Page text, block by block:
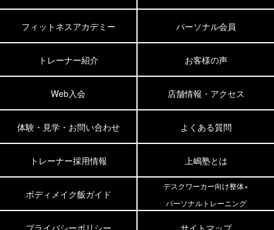
フィットネスアカデミー パーソナル会員
トレーナー紹介 お客様の声
Web入会 店舗情報・アクセス
体験・見学・お問い合わせ よくある質問
トレーナー採用情報 上嶋塾とは
ボディメイク飯ガイド
デスクワーカー向け整体×
パーソナルトレーニング